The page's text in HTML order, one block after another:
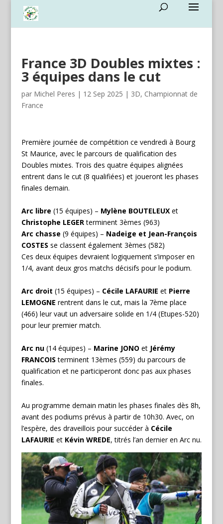
France 3D Doubles mixtes :
3 équipes dans le cut
par Michel Peres | 12 Sep 2025 | 3D, Championnat de
France
Première journée de compétition ce vendredi à Bourg
St Maurice, avec le parcours de qualification des
Doubles mixtes. Trois des quatre équipes alignées
entrent dans le cut (8 qualifiées) et joueront les phases
finales demain.
Arc libre (15 équipes) – Mylène BOUTELEUXet
Christophe LEGERterminent 3èmes (963)
Arc chasse (9 équipes) – Nadeige et Jean-François
COSTES se classent également 3èmes (582)
Ces deux équipes devraient logiquement s’imposer en
1/4, avant deux gros matchs décisifs pour le podium.
Arc droit (15 équipes) – Cécile LAFAURIE et Pierre
LEMOGNE rentrent dans le cut, mais la 7ème place
(466) leur vaut un adversaire solide en 1/4 (Etupes-520)
pour leur premier match.
Arc nu(14 équipes) – Marine JONO etJérémy
FRANCOIS terminent 13èmes (559) du parcours de
qualification et ne participeront donc pas aux phases
finales.
Au programme demain matin les phases finales dès 8h,
avant des podiums prévus à partir de 10h30. Avec, on
l’espère, des draveillois pour succéder à Cécile
LAFAURIE et Kévin WREDE, titrés l’an dernier en Arc nu.